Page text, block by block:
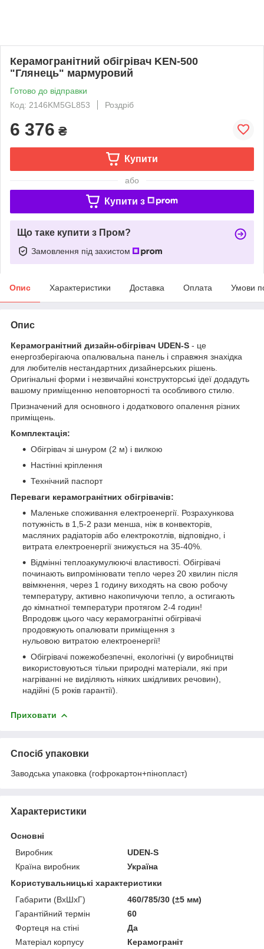
Керамогранітний обігрівач KEN-500
"Глянець" мармуровий
Готово до відправки
Код: 2146KM5GL853
Роздріб
6 376 ₴
Купити
або
Купити з
Що таке купити з Пром?
Замовлення під захистом
Опис Характеристики Доставка Оплата Умови
Опис
Керамогранітний дизайн-обігрівач UDEN-S - це
енергозберігаюча опалювальна панель і справжня знахідка
для любителів нестандартних дизайнерських рішень.
Оригінальні форми і незвичайні конструкторські ідеї додадуть
вашому приміщенню неповторності та особливого стилю.
Призначений для основного і додаткового опалення різних
приміщень.
Комплектація:
Обігрівач зі шнуром (2 м) і вилкою
Настінні кріплення
Технічний паспорт
Переваги керамогранітних обігрівачів:
Маленьке споживання електроенергії. Розрахункова
потужність в 1,5-2 рази менша, ніж в конвекторів,
масляних радіаторів або електрокотлів, відповідно, і
витрата електроенергії знижується на 35-40%.
Відмінні теплоакумулюючі властивості. Обігрівачі
починають випромінювати тепло через 20 хвилин після
ввімкнення, через 1 годину виходять на свою робочу
температуру, активно накопичуючи тепло, а остигають
до кімнатної температури протягом 2-4 годин!
Впродовж цього часу керамогранітні обігрівачі
продовжують опалювати приміщення з
нульовою витратою електроенергії!
Обігрівачі пожежобезпечні, екологічні (у виробництві
використовуються тільки природні матеріали, які при
нагріванні не виділяють ніяких шкідливих речовин),
надійні (5 років гарантії).
Приховати
Спосіб упаковки
Заводська упаковка (гофрокартон+пінопласт)
Характеристики
Основні
Виробник
UDEN-S
Країна виробник
Україна
Користувальницькі характеристики
Габарити (ВхШхГ)
460/785/30 (±5 мм)
Гарантійний термін
60
Фортеця на стіні
Да
Матеріал корпусу
Керамограніт